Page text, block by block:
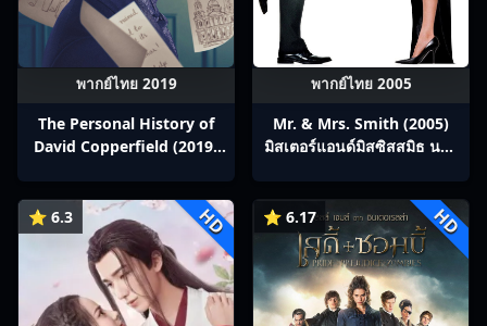
พากย์ไทย 2019
The Personal History of
David Copperfield (2019)
พากย์ไทย 2005
Mr. & Mrs. Smith (2005)
มิสเตอร์แอนด์มิสซิสสมิธ นาย
⭐ 6.3 HD ⭐ 6.17 HD